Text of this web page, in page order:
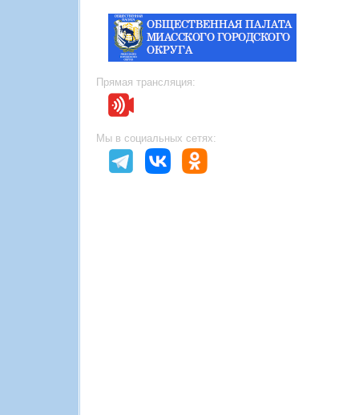
Прямая трансляция:
Мы в социальных сетях: